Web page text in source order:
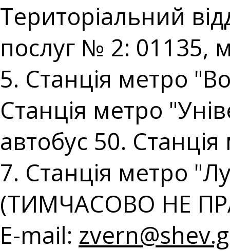
Територіальний
послуг № 2: 01135,
5. Станція метро
Станція метро
автобус 50.
7. Станція метро
(ТИМЧАСОВО НЕ
E-mail: